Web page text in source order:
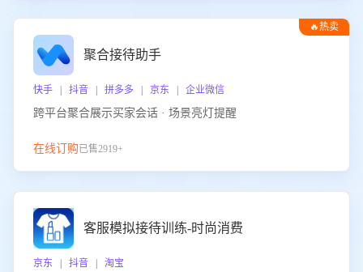
🔥热卖
聚合接待助手
快手 | 抖音 | 拼多多 | 京东 | 企业微信
跨平台聚合展示买家会话 · 场景亮灯提醒
在线订购已售2919+
客服模拟接待训练-时尚消费
京东 | 抖音 | 淘宝